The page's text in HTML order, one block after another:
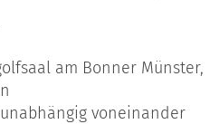
am Bonner Münster,
voneinander